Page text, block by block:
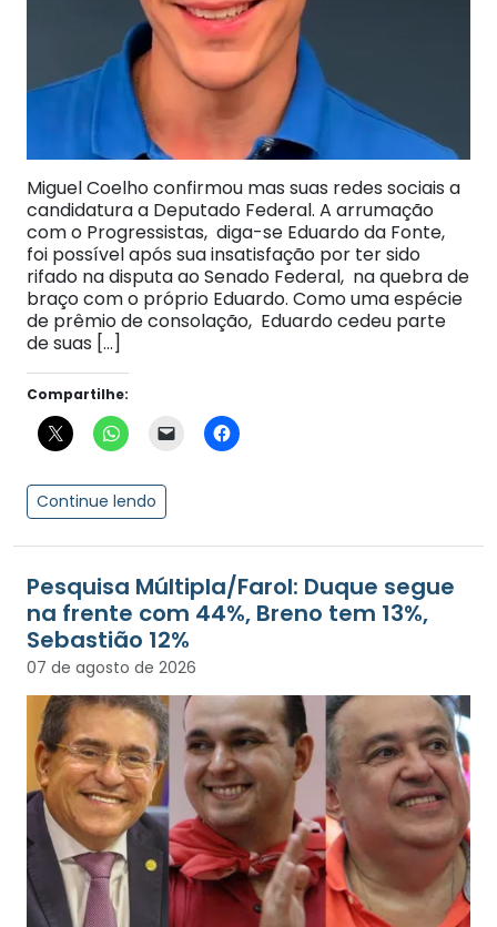
Miguel Coelho confirmou mas suas redes sociais a
candidatura a Deputado Federal. A arrumação
com o Progressistas, diga-se Eduardo da Fonte,
foi possível após sua insatisfação por ter sido
rifado na disputa ao Senado Federal, na quebra de
braço com o próprio Eduardo. Como uma espécie
de prêmio de consolação, Eduardo cedeu parte
de suas […]
Compartilhe:
Continue lendo
Pesquisa Múltipla/Farol: Duque segue
na frente com 44%, Breno tem 13%,
Sebastião 12%
07 de agosto de 2026